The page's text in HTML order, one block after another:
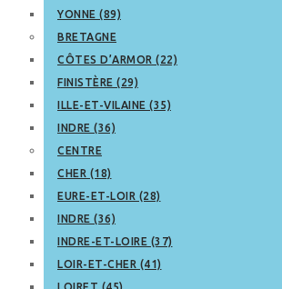
YONNE (89)
BRETAGNE
CÔTES D’ARMOR (22)
FINISTÈRE (29)
ILLE-ET-VILAINE (35)
INDRE (36)
CENTRE
CHER (18)
EURE-ET-LOIR (28)
INDRE (36)
INDRE-ET-LOIRE (37)
LOIR-ET-CHER (41)